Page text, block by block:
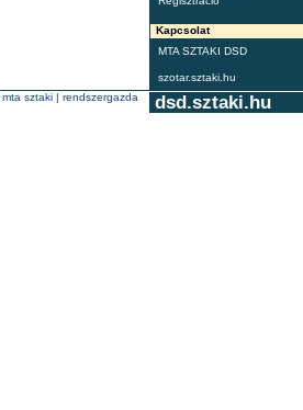
Kapcsolat
MTA SZTAKI DSD
szotar.sztaki.hu
dsd.sztaki.hu
mta sztaki | rendszergazda